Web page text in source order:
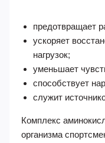
предотвращает
ускоряет
нагрузок;
уменьшает
способствует
служит
Комплекс
организма